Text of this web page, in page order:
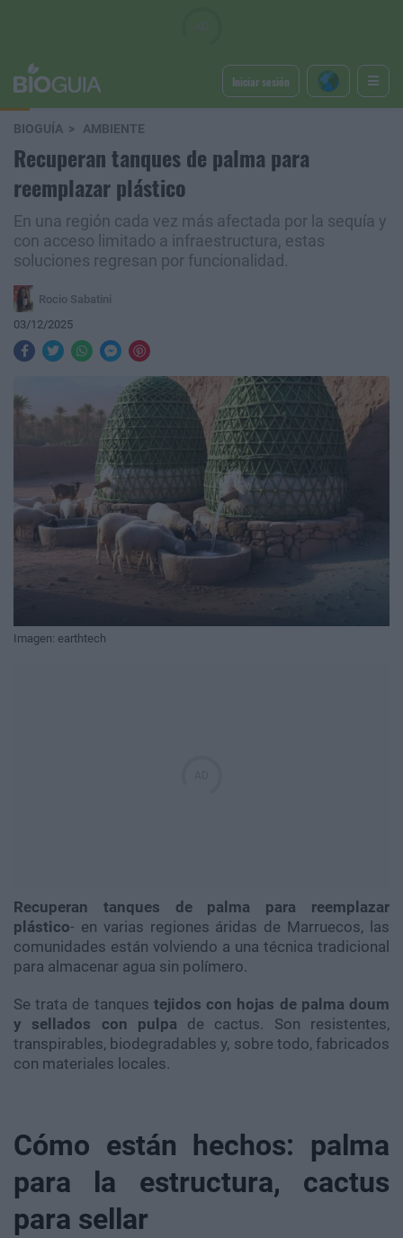
Iniciar sesión
BIOGUÍA AMBIENTE
Recuperan tanques de palma para
reemplazar plástico
En una región cada vez más afectada por la sequía y
con acceso limitado a infraestructura, estas
soluciones regresan por funcionalidad.
Rocio Sabatini
03/12/2025
Imagen: earthtech
Recuperan tanques de palma para reemplazar
plástico- en varias regiones áridas de Marruecos, las
comunidades están volviendo a una técnica tradicional
para almacenar agua sin polímero.
Se trata de tanques tejidos con hojas de palma doum
y sellados con pulpa de cactus. Son resistentes,
transpirables, biodegradables y, sobre todo, fabricados
con materiales locales.
Cómo están hechos: palma
para la estructura, cactus
para sellar